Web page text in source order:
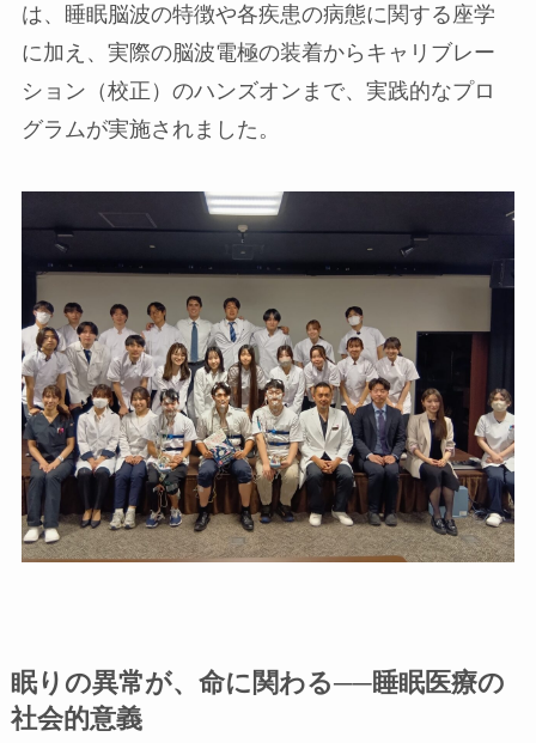
は、睡眠脳波の特徴や各疾患の病態に関する座学
に加え、実際の脳波電極の装着からキャリブレー
ション（校正）のハンズオンまで、実践的なプロ
グラムが実施されました。
眠りの異常が、命に関わる──睡眠医療の
社会的意義